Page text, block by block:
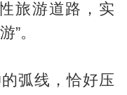
旅游道路，实
”。
弧线，恰好压